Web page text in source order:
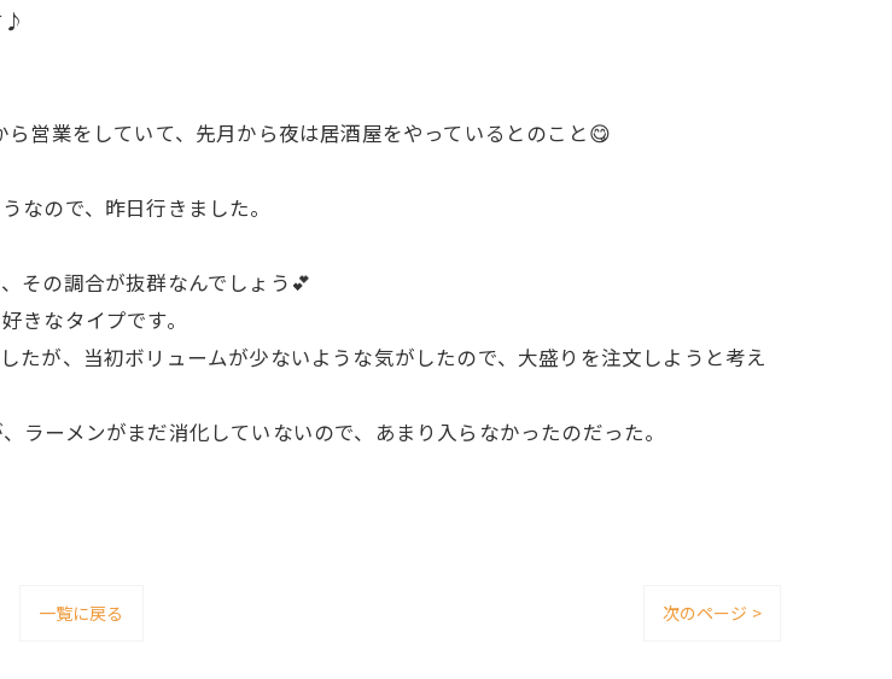
♪
営業をしていて、先月から夜は居酒屋をやっているとのこと😋
なので、昨日行きました。
その調合が抜群なんでしょう💕
きなタイプです。
たが、当初ボリュームが少ないような気がしたので、大盛りを注文しようと考え
ーメンがまだ消化していないので、あまり入らなかったのだった。
一覧に戻る 次のページ >